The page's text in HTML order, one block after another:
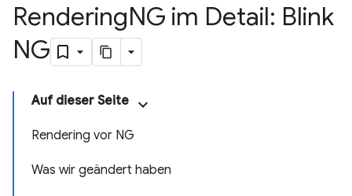
RenderingNG im Detail: Blink
NG
Auf dieser Seite
Rendering vor NG
Was wir geändert haben